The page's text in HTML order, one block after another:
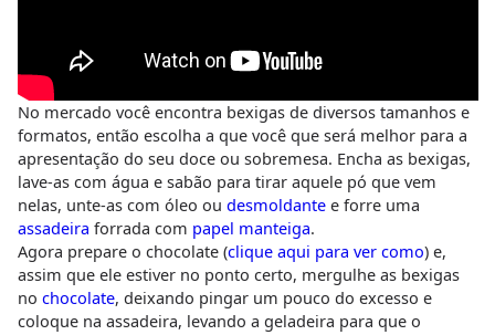
No mercado você encontra bexigas de diversos tamanhos e
formatos, então escolha a que você que será melhor para a
apresentação do seu doce ou sobremesa. Encha as bexigas,
lave-as com água e sabão para tirar aquele pó que vem
nelas, unte-as com óleo ou desmoldantee forre uma
assadeira forrada com papel manteiga.
Agora prepare o chocolate (clique aqui para ver como) e,
assim que ele estiver no ponto certo, mergulhe as bexigas
no chocolate, deixando pingar um pouco do excesso e
coloque na assadeira, levando a geladeira para que o